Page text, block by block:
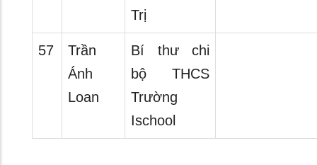
Trị
57
Trần
Ánh
Loan
Bí thư chi
bộ THCS
Trường
Ischool